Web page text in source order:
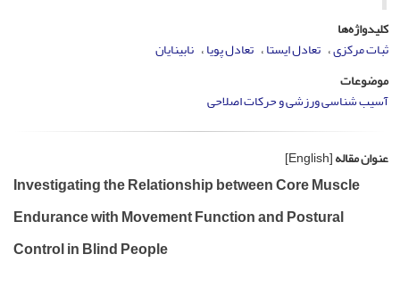
کلیدواژه‌ها
ثبات مرکزی تعادل ایستا تعادل پویا نابینایان
موضوعات
آسیب شناسی ورزشی و حرکات اصلاحی
عنوان مقاله[English]
Investigating the Relationship between Core Muscle
Endurance with Movement Function and Postural
Control in Blind People